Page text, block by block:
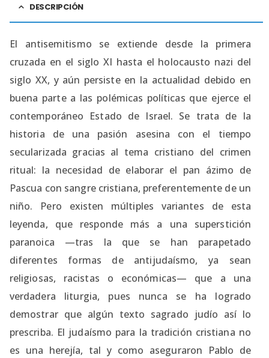
DESCRIPCIÓN
El antisemitismo se extiende desde la primera
cruzada en el siglo XI hasta el holocausto nazi del
siglo XX, y aún persiste en la actualidad debido en
buena parte a las polémicas políticas que ejerce el
contemporáneo Estado de Israel. Se trata de la
historia de una pasión asesina con el tiempo
secularizada gracias al tema cristiano del crimen
ritual: la necesidad de elaborar el pan ázimo de
Pascua con sangre cristiana, preferentemente de un
niño. Pero existen múltiples variantes de esta
leyenda, que responde más a una superstición
paranoica —tras la que se han parapetado
diferentes formas de antijudaísmo, ya sean
religiosas, racistas o económicas— que a una
verdadera liturgia, pues nunca se ha logrado
demostrar que algún texto sagrado judío así lo
prescriba. El judaísmo para la tradición cristiana no
es una herejía, tal y como aseguraron Pablo de